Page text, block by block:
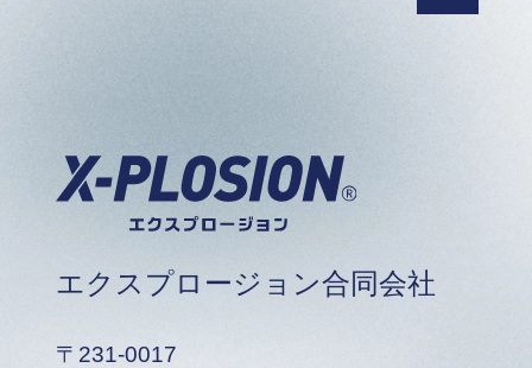
エクスプロージョン合同会社
〒231-0017